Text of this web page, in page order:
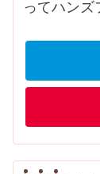
ってハンズ